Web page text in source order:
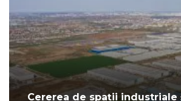
Cererea de spații